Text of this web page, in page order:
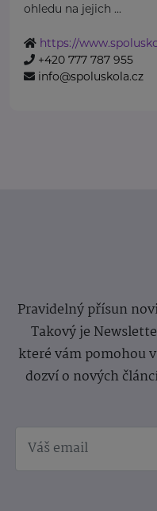
ohledu na jejich ...
https://
+420 777 787 955
info@spoluskola.cz
Pravidelný přísun
Takový je
které vám pomohou
dozví o nových